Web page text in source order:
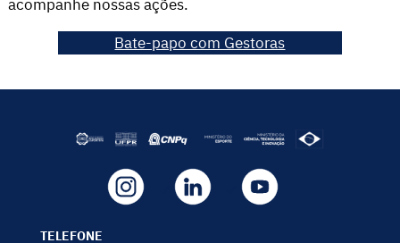
acompanhe nossas ações.
Bate-papo com Gestoras
TELEFONE